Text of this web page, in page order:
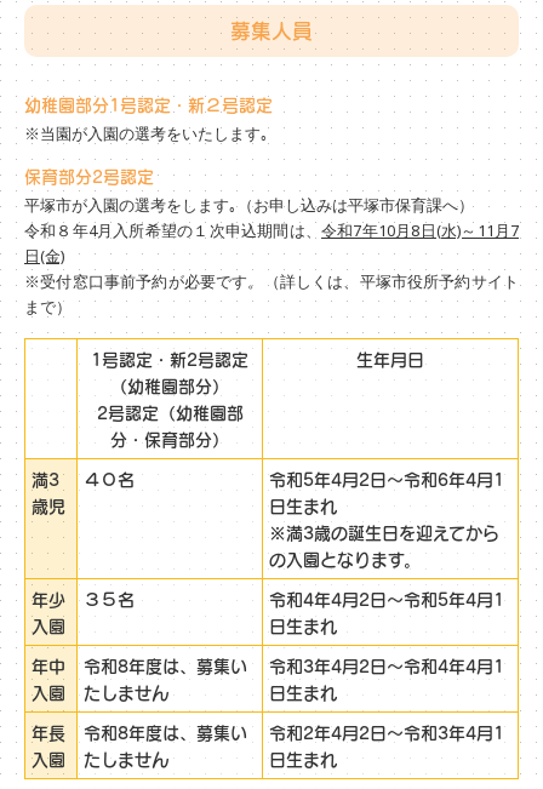
募集人員
幼稚園部分1号認定・新２号認定
※当園が入園の選考をいたします｡
保育部分2号認定
平塚市が入園の選考をします｡（お申し込みは平塚市保育課へ）
令和８年4月入所希望の１次申込期間は、令和7年10月8日(水)～11月7
日(金)
※受付窓口事前予約が必要です。（詳しくは、平塚市役所予約サイト
まで）
1号認定・新2号認定
（幼稚園部分）
2号認定（幼稚園部
分・保育部分）
生年月日
満3
歳児
４０名
令和5年4月2日～令和6年4月1
日生まれ
※満3歳の誕生日を迎えてから
の入園となります。
年少
入園
３５名
令和4年4月2日～令和5年4月1
日生まれ
年中
入園
令和8年度は、募集い
たしません
令和3年4月2日～令和4年4月1
日生まれ
年長
入園
令和8年度は、募集い
たしません
令和2年4月2日～令和3年4月1
日生まれ